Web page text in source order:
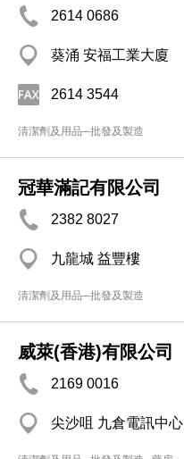
2614 0686
葵涌 安福工業大廈
2614 3544
清潔劑及用品─批發及製造
冠華滿記有限公司
2382 8027
九龍城 益豐樓
清潔劑及用品─批發及製造
威萊(香港)有限公司
2169 0016
尖沙咀 九倉電訊中心